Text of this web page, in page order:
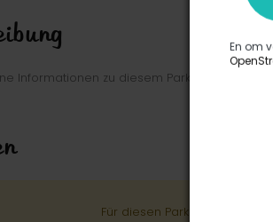
Informationen zu diesem Park eingegeben.
Für diesen Park wurde keine
En om